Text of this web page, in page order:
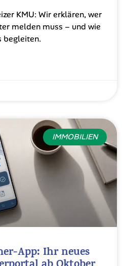
KMU: Wir erklären, wer
melden muss – und wie
begleiten.
IMMOBILIEN
App: Ihr neues